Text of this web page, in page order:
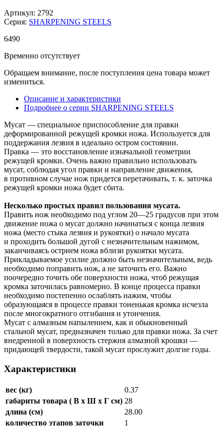
Артикул: 2792
Серия: SHARPENING STEELS
6490
Временно отсутствует
Обращаем внимание, после поступления цена товара может
измениться.
Описание и характеристики
Подробнее о серии SHARPENING STEELS
Мусат — специальное приспособление для правки
деформированной режущей кромки ножа. Используется для
поддержания лезвия в идеально остром состоянии.
Правка — это восстановление изначальной геометрии
режущей кромки. Очень важно правильно использовать
мусат, соблюдая угол правки и направление движения,
в противном случае нож придется перетачивать, т. к. заточка
режущей кромки ножа будет сбита.
Несколько простых правил пользования мусата.
Править нож необходимо под углом 20—25 градусов при этом
движение ножа о мусат должно начинаться с конца лезвия
ножа (место стыка лезвия и рукоятки) о начало мусата
и проходить большой дугой с незначительным нажимом,
заканчиваясь острием ножа вблизи рукоятки мусата.
Прикладываемое усилие должно быть незначительным, ведь
необходимо поправить нож, а не заточить его. Важно
поочередно точить обе поверхности ножа, чтоб режущая
кромка заточилась равномерно. В конце процесса правки
необходимо постепенно ослаблять нажим, чтобы
образующаяся в процессе правки тоненькая кромка исчезла
после многократного отгибания и утончения.
Мусат с алмазным напылением, как и обыкновенный
стальной мусат, предназначен только для правки ножа. За счет
внедренной в поверхность стержня алмазной крошки —
придающей твердости, такой мусат прослужит долгие годы.
Характеристики
вес (кг)
0.37
габариты товара ( B x Ш x Г см) 28
длина (см)
28.00
количество этапов заточки
1